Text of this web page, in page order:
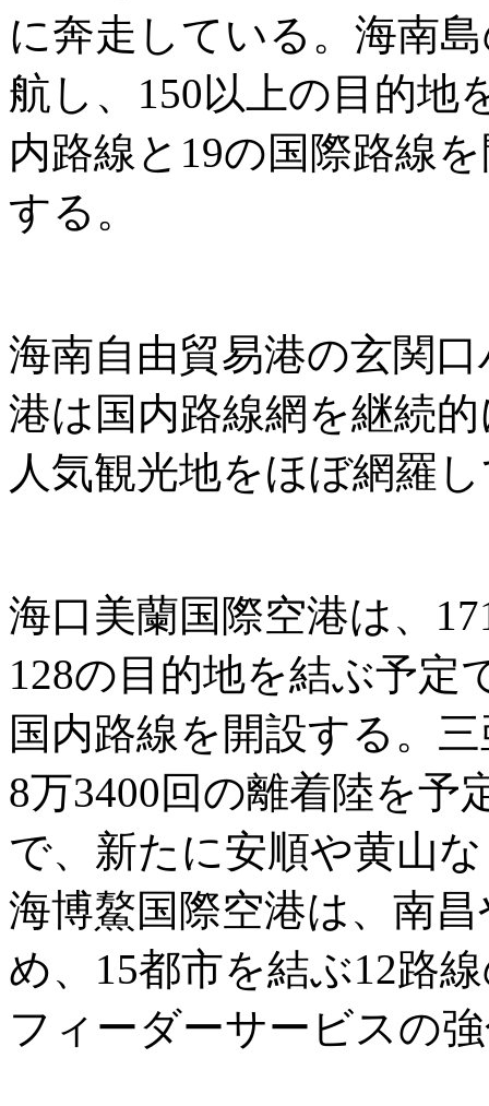
に奔走している。海南
航し、150以上の目的地
内路線と19の国際路線
する。
海南自由貿易港の玄関
港は国内路線網を継続
人気観光地をほぼ網羅
海口美蘭国際空港は、
128の目的地を結ぶ予定
国内路線を開設する。
8万3400回の離着陸を予
で、新たに安順や黄山
海博鰲国際空港は、南
め、15都市を結ぶ12路
フィーダーサービスの